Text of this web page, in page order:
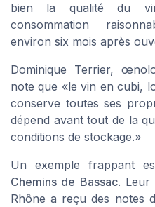
bien la qualité du
consommation
environ six mois après
Dominique Terrier,
note que «le vin en cubi,
conserve toutes ses
dépend avant tout de la
conditions de stockage.»
Un exemple frappant
Chemins de Bassac. Leur
Rhône a reçu des notes